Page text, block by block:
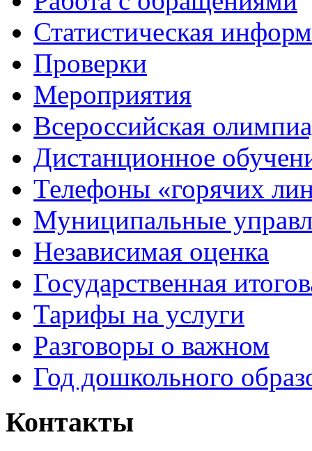
Статистическая
Проверки
Мероприятия
Всероссийская
Дистанционное
Телефоны «горячих
Муниципальные
Независимая оценка
Государственная
Тарифы на услуги
Разговоры о важном
Год дошкольного
Контакты